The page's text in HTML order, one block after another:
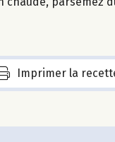
Imprimer la